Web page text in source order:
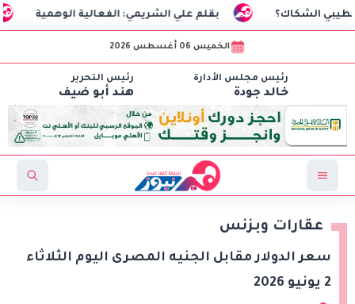
بقلم علي الشريمي: الفعالية الوهمية
الخميس 06 أغسطس 2026
رئيس مجلس الأدارة
خالد جودة
رئيس التحرير
هند أبو ضيف
عقارات وبزنس
سعر الدولار مقابل الجنيه المصرى اليوم الثلاثاء
2 يونيو 2026